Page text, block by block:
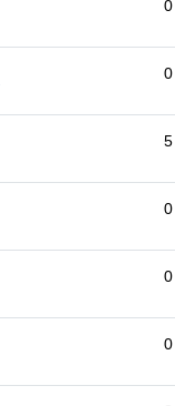
0
0
5
0
0
0